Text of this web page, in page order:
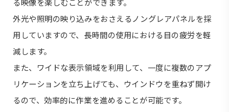
外光や照明の映り込みをおさえるノングレアパネルを採
用していますので、長時間の使用における目の疲労を軽
減します。
また、ワイドな表示領域を利用して、一度に複数のアプ
リケーションを立ち上げても、ウインドウを重ねず開け
るので、効率的に作業を進めることが可能です。